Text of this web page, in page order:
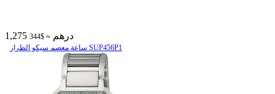
1,275 درهم ≈ $344
ساعة معصم سیکو الطراز SUP456P1